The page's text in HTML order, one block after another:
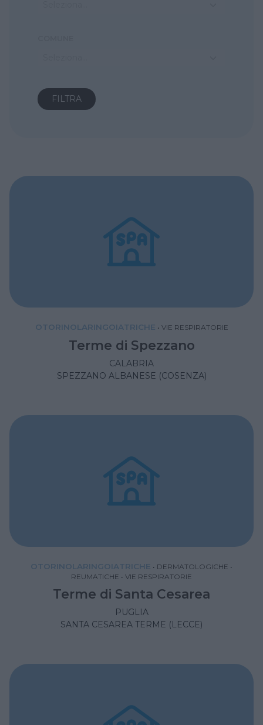
OTORINOLARINGOIATRICHE • VIE RESPIRATORIE
Terme di Spezzano
CALABRIA
SPEZZANO ALBANESE (COSENZA)
OTORINOLARINGOIATRICHE • DERMATOLOGICHE •
REUMATICHE • VIE RESPIRATORIE
Terme di Santa Cesarea
PUGLIA
SANTA CESAREA TERME (LECCE)